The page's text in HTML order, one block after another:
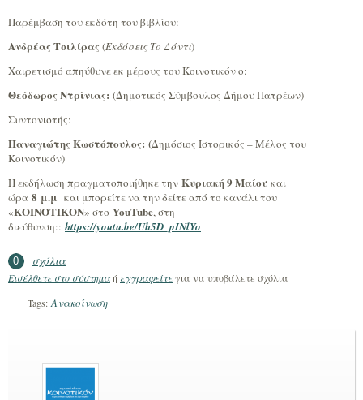
Παρέμβαση του εκδότη του βιβλίου:
Ανδρέας Τσιλίρας (Εκδόσεις Το Δόντι)
Χαιρετισμό απηύθυνε εκ μέρους του Κοινοτικόν ο:
Θεόδωρος Ντρίνιας: (Δημοτικός Σύμβουλος Δήμου Πατρέων)
Συντονιστής:
Παναγιώτης Κωστόπουλος: (Δημόσιος Ιστορικός – Μέλος του
Κοινοτικόν)
Η εκδήλωση πραγματοποιήθηκε την Κυριακή 9 Μαίου και
ώρα 8 μ.μ και μπορείτε να την δείτε από το κανάλι του
«ΚΟΙΝΟΤΙΚΟΝ» στο YouTube, στη
διεύθυνση:: https://youtu.be/Uh5D_pINlYo
0 σχόλια
Εισέλθετε στο σύστημαή εγγραφείτεγια να υποβάλετε σχόλια
Tags:Ανακοίνωση